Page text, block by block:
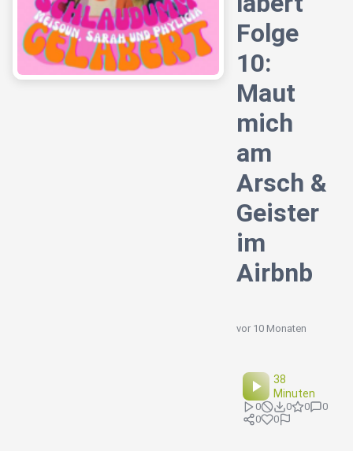
Folge
10:
Maut
mich
am
Arsch &
Geister
im
Airbnb
vor 10 Monaten
38
Minuten
0 0 0
0
0
0